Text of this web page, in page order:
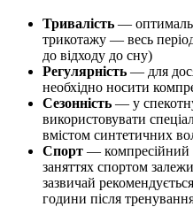
Тривалість —
трикотажу — весь
до відходу до сну)
Регулярність — для
необхідно носити
Сезонність — у
використовувати
вмістом синтетичних
Спорт — компресійний
заняттях спортом
зазвичай
години після